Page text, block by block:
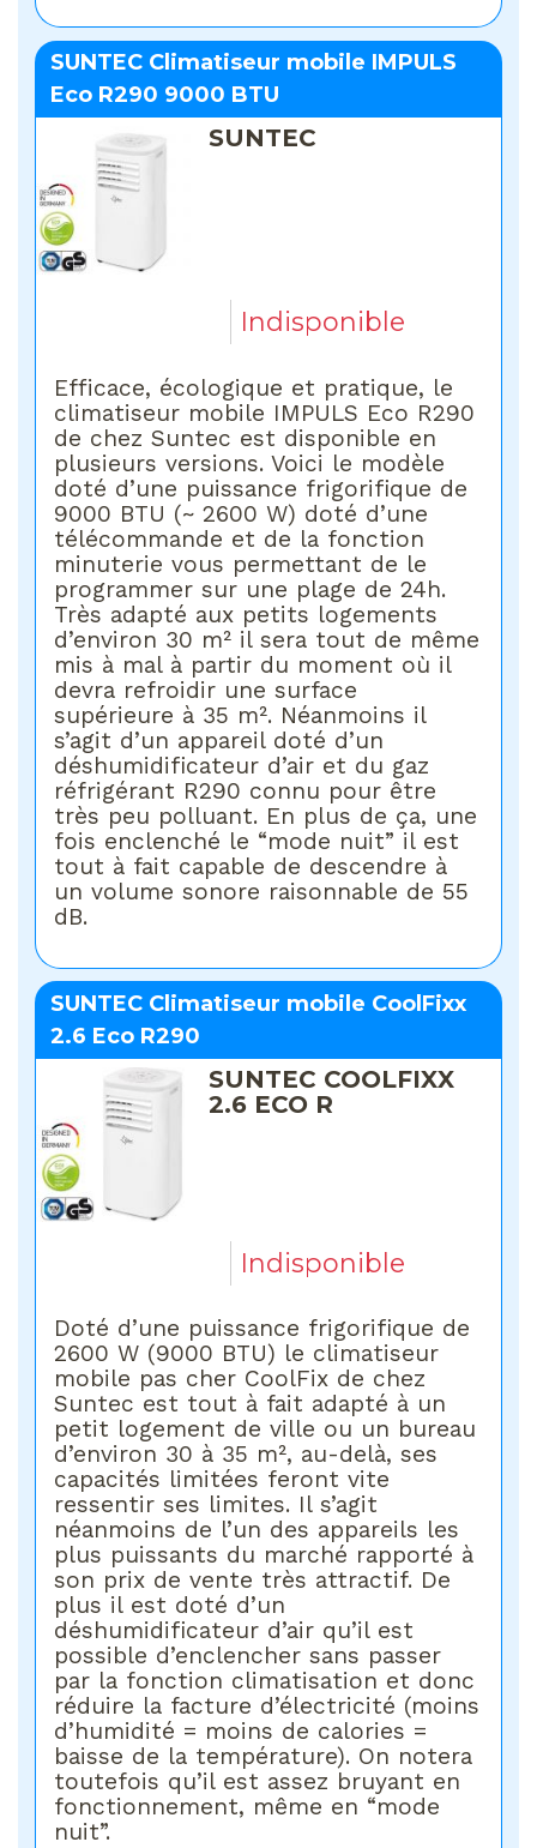
SUNTEC Climatiseur mobile IMPULS
Eco R290 9000 BTU
SUNTEC
Indisponible
Efficace, écologique et pratique, le
climatiseur mobile IMPULS Eco R290
de chez Suntec est disponible en
plusieurs versions. Voici le modèle
doté d’une puissance frigorifique de
9000 BTU (~ 2600 W) doté d’une
télécommande et de la fonction
minuterie vous permettant de le
programmer sur une plage de 24h.
Très adapté aux petits logements
d’environ 30 m² il sera tout de même
mis à mal à partir du moment où il
devra refroidir une surface
supérieure à 35 m². Néanmoins il
s’agit d’un appareil doté d’un
déshumidificateur d’air et du gaz
réfrigérant R290 connu pour être
très peu polluant. En plus de ça, une
fois enclenché le “mode nuit” il est
tout à fait capable de descendre à
un volume sonore raisonnable de 55
dB.
SUNTEC Climatiseur mobile CoolFixx
2.6 Eco R290
SUNTEC COOLFIXX
2.6 ECO R
Indisponible
Doté d’une puissance frigorifique de
2600 W (9000 BTU) le climatiseur
mobile pas cher CoolFix de chez
Suntec est tout à fait adapté à un
petit logement de ville ou un bureau
d’environ 30 à 35 m², au-delà, ses
capacités limitées feront vite
ressentir ses limites. Il s’agit
néanmoins de l’un des appareils les
plus puissants du marché rapporté à
son prix de vente très attractif. De
plus il est doté d’un
déshumidificateur d’air qu’il est
possible d’enclencher sans passer
par la fonction climatisation et donc
réduire la facture d’électricité (moins
d’humidité = moins de calories =
baisse de la température). On notera
toutefois qu’il est assez bruyant en
fonctionnement, même en “mode
nuit”.